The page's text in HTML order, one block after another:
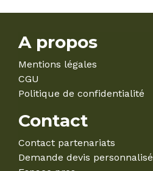
A propos
Mentions légales
CGU
Politique de confidentialité
Contact
Contact partenariats
Demande devis personnalisé